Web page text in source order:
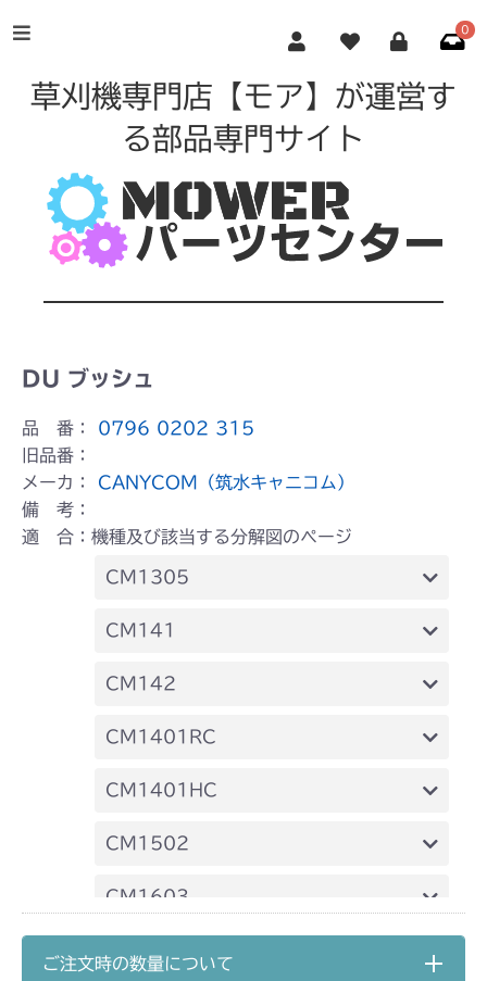
0
草刈機専門店【モア】が運営す
る部品専門サイト
DU ブッシュ
品 番： 0796 0202 315
旧品番：
メーカ： CANYCOM（筑水キャニコム）
備 考：
適 合：機種及び該当する分解図のページ
CM1305
本体 FIG16 動力伝達
CM141
FIG12 動力伝達
CM142
FIG12 動力伝達
CM1401RC
本体 FIG13 動力伝達(刈刃)
CM1401HC
本体 FIG14 240A 動力伝達
CM1502
本体 FIG17 動力伝達
CM1603
ご注文時の数量について